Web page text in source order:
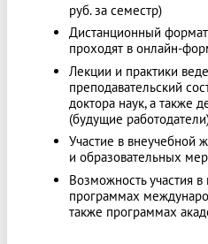
руб. за семестр)
Дистанционный
проходят в онлайн-
Лекции и практики
преподавательский
доктора наук, а также
(будущие
Участие в внеучебной
и образовательных
Возможность участия
программах
также программах